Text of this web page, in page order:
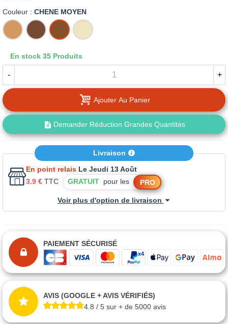
Couleur : CHENE MOYEN
CHENE
CLAIR
CHENE
FONCE
CHENE
MOYEN
NATUREL
En stock 35 Produits
- +
Ajouter Au Panier
Demander Réduction Grandes Quantités
Livraison
En point relais Le Jeudi 13 Août
3.9 € TTC GRATUIT pour les PRO
Voir plus d'option de livraison
PAIEMENT SÉCURISÉ
AVIS (GOOGLE + AVIS VÉRIFIÉS)
4.8 / 5 sur + de 5000 avis